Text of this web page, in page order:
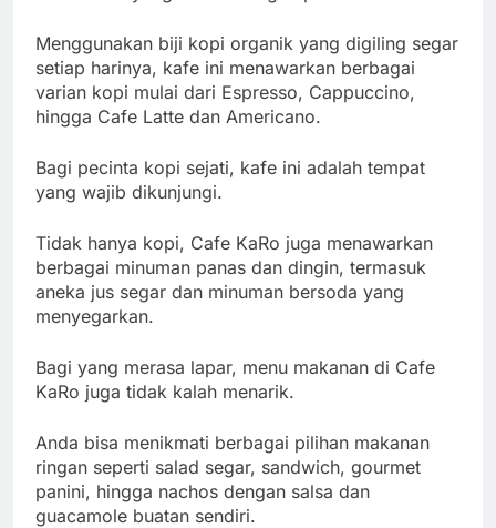
Menggunakan biji kopi organik yang digiling segar
setiap harinya, kafe ini menawarkan berbagai
varian kopi mulai dari Espresso, Cappuccino,
hingga Cafe Latte dan Americano.
Bagi pecinta kopi sejati, kafe ini adalah tempat
yang wajib dikunjungi.
Tidak hanya kopi, Cafe KaRo juga menawarkan
berbagai minuman panas dan dingin, termasuk
aneka jus segar dan minuman bersoda yang
menyegarkan.
Bagi yang merasa lapar, menu makanan di Cafe
KaRo juga tidak kalah menarik.
Anda bisa menikmati berbagai pilihan makanan
ringan seperti salad segar, sandwich, gourmet
panini, hingga nachos dengan salsa dan
guacamole buatan sendiri.